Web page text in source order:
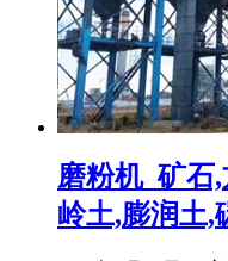
磨粉机_矿石
岭土,膨润土,